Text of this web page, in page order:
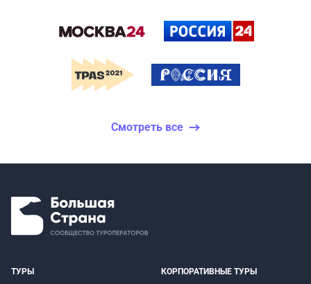
Смотреть все
ТУРЫ КОРПОРАТИВНЫЕ ТУРЫ